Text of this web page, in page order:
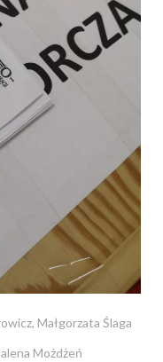
, Małgorzata Ślaga
Możdżeń